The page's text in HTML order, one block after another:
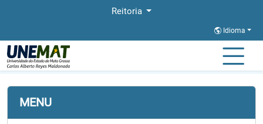
Reitoria
Idioma
Página Inicial
MENU